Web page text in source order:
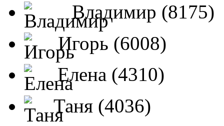
Владимир (8175)
Игорь (6008)
Елена (4310)
Таня (4036)